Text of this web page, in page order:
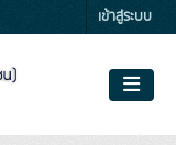
เข้าสู่ระบบ